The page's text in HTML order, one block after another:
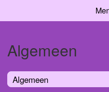
Algemeen
Algemeen